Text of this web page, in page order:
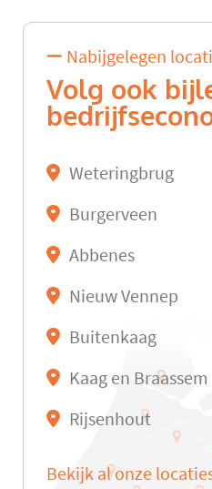
Nabijgelegen
Volg ook
Weteringbrug
Burgerveen
Abbenes
Nieuw Vennep
Buitenkaag
Kaag en Braassem
Rijsenhout
Bekijk al onze